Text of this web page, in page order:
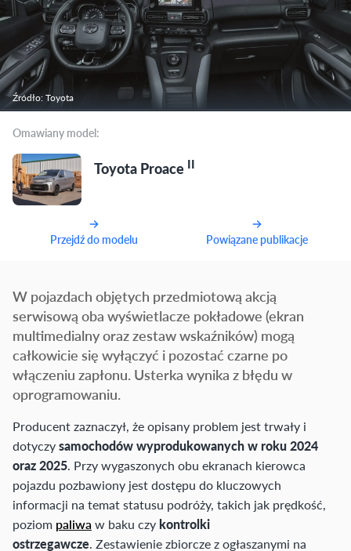
Źródło: Toyota
Omawiany model:
Toyota Proace II
Przejdź do modelu Powiązane publikacje
W pojazdach objętych przedmiotową akcją
serwisową oba wyświetlacze pokładowe (ekran
multimedialny oraz zestaw wskaźników) mogą
całkowicie się wyłączyć i pozostać czarne po
włączeniu zapłonu. Usterka wynika z błędu w
oprogramowaniu.
Producent zaznaczył, że opisany problem jest trwały i
dotyczysamochodów wyprodukowanych w roku 2024
oraz 2025. Przy wygaszonych obu ekranach kierowca
pojazdu pozbawiony jest dostępu do kluczowych
informacji na temat statusu podróży, takich jak prędkość,
poziom paliwa w baku czy kontrolki
ostrzegawcze. Zestawienie zbiorcze z ogłaszanymi na